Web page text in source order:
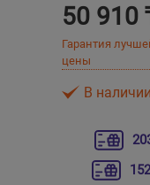
50 910
Гарантия
цены
В наличии
Экибастуз
Бишкек